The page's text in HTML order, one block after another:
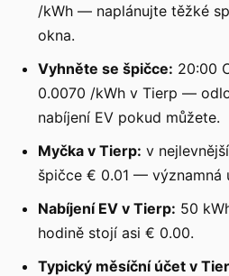
/kWh — naplánujte těžké
okna.
Vyhněte se špičce: 20:00
0.0070 /kWh v Tierp —
nabíjení EV pokud můžete.
Myčka v Tierp: v
špičce € 0.01 — významná
Nabíjení EV v Tierp: 50
hodině stojí asi € 0.00.
Typický měsíční účet v